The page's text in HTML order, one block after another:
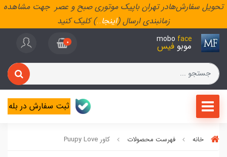
تحویل سفارش‌هادر تهران باپیک موتوری صبح و عصر جهت مشاهده
زمانبندی ارسال (اینجا..) کلیک کنید
mobo face
موبو فیس 0
ثبت سفارش در بله
خانه فهرست محصولات کاور Puupy Love